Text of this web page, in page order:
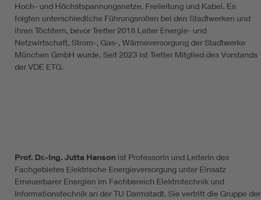
Hoch- und Höchstspannungsnetze, Freileitung und Kabel. Es
folgten unterschiedliche Führungsrollen bei den Stadtwerken und
ihren Töchtern, bevor Tretter 2018 Leiter Energie- und
Netzwirtschaft, Strom-, Gas-, Wärmeversorgung der Stadtwerke
München GmbH wurde. Seit 2023 ist Tretter Mitglied des Vorstands
der VDE ETG.
Prof. Dr.-Ing. Jutta Hansonist Professorin und Leiterin des
Fachgebietes Elektrische Energieversorgung unter Einsatz
Erneuerbarer Energien im Fachbereich Elektrotechnik und
Informationstechnik an der TU Darmstadt. Sie vertritt die Gruppe der